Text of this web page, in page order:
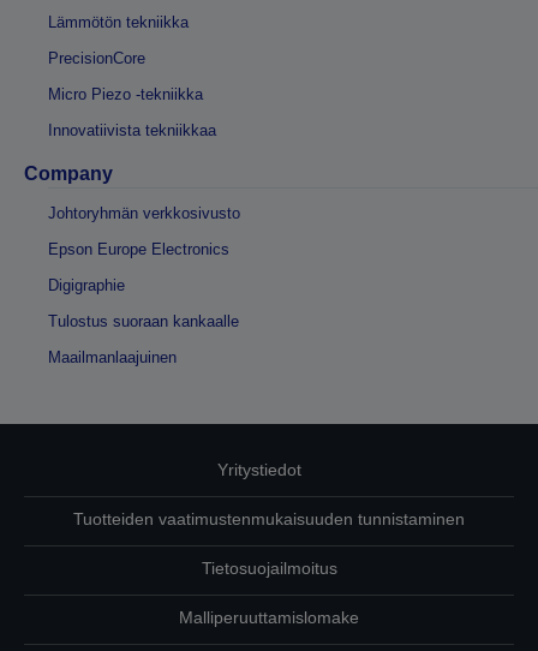
Lämmötön tekniikka
PrecisionCore
Micro Piezo -tekniikka
Innovatiivista tekniikkaa
Company
Johtoryhmän verkkosivusto
Epson Europe Electronics
Digigraphie
Tulostus suoraan kankaalle
Maailmanlaajuinen
Yritystiedot
Tuotteiden vaatimustenmukaisuuden tunnistaminen
Tietosuojailmoitus
Malliperuuttamislomake